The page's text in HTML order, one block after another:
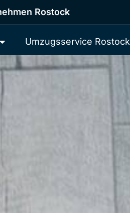
Rostock
Umzugsservice Rostock